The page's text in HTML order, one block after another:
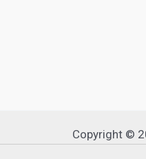
Copyright ©